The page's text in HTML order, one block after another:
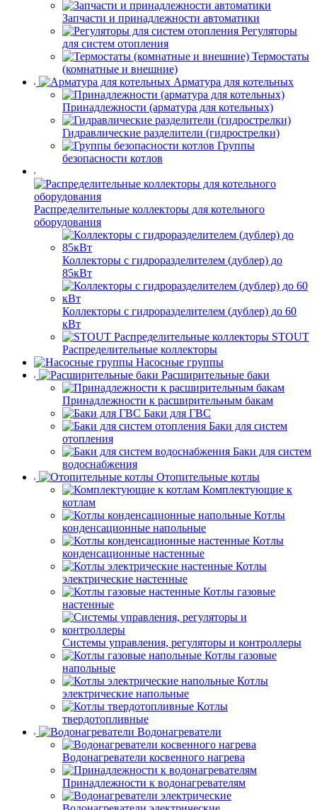
Запчасти и принадлежности автоматики
Регуляторы
для систем отопления
Термостаты
(комнатные и внешние)
Арматура для котельных
Принадлежности (арматура для котельных)
Гидравлические разделители (гидрострелки)
Группы
безопасности котлов
Распределительные коллекторы для котельного
оборудования
Коллекторы с гидроразделителем (дублер) до
85кВт
Коллекторы с гидроразделителем (дублер) до 60
кВт
STOUT
Распределительные коллекторы
Насосные группы
Расширительные баки
Принадлежности к расширительным бакам
Баки для ГВС
Баки для систем
отопления
Баки для систем
водоснабжения
Отопительные котлы
Комплектующие к
котлам
Котлы
конденсационные напольные
Котлы
конденсационные настенные
Котлы
электрические настенные
Котлы газовые
настенные
Системы управления, регуляторы и контроллеры
Котлы газовые
напольные
Котлы
электрические напольные
Котлы
твердотопливные
Водонагреватели
Водонагреватели косвенного нагрева
Принадлежности к водонагревателям